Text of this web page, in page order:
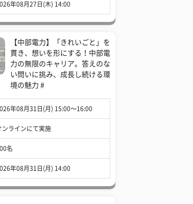
年08月27日(木) 14:00
【中部電力】「きれいごと」を
貫き、想いを形にする！中部電
力の無限のキャリア。答えのな
い問いに挑み、成長し続ける環
境の魅力 #
年08月31日(月) 15:00〜16:00
ンラインにて実施
名
年08月31日(月) 14:00